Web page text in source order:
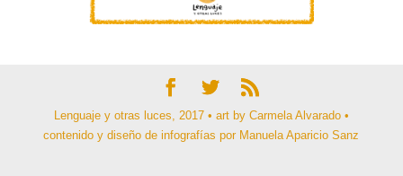
Lenguaje y otras luces, 2017 • art by Carmela Alvarado •
contenido y diseño de infografías por Manuela Aparicio Sanz